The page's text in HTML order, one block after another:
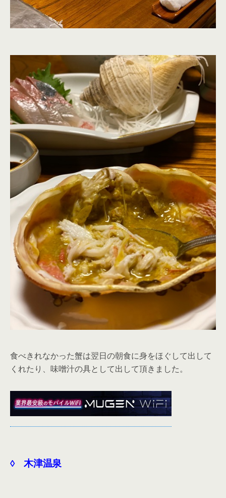
食べきれなかった蟹は翌日の朝食に身をほぐして出して
くれたり、味噌汁の具として出して頂きました。
◊ 木津温泉